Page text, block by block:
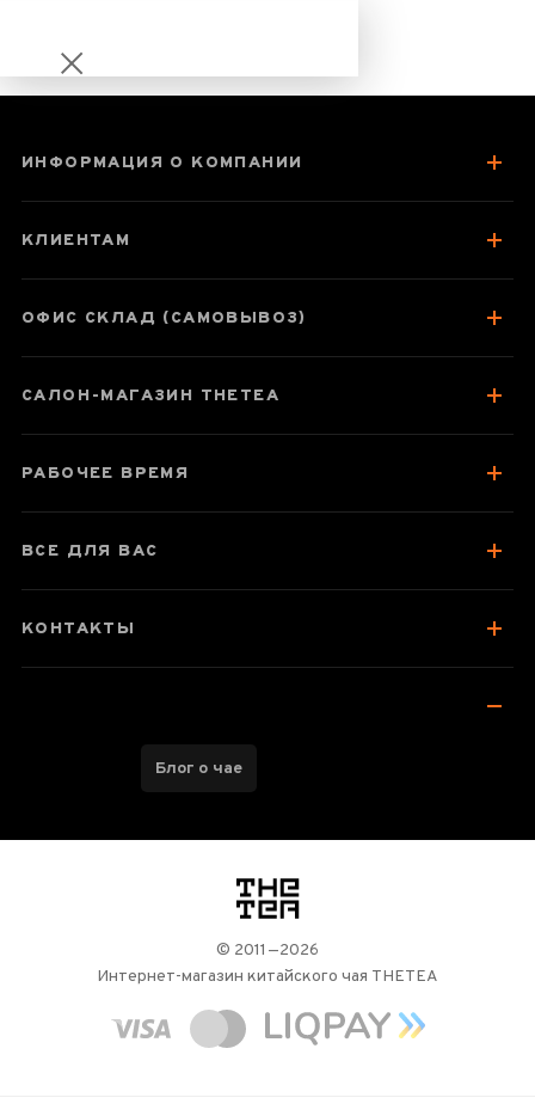
Гу Шу Шу Ча
ИНФОРМАЦИЯ О КОМПАНИИ
КЛИЕНТАМ
ОФИС СКЛАД (САМОВЫВОЗ)
САЛОН-МАГАЗИН THETEA
РАБОЧЕЕ ВРЕМЯ
ВСЕ ДЛЯ ВАС
КОНТАКТЫ
Блог о чае
логотип
© 2011—2026
Интернет-магазин китайского чая THETEA